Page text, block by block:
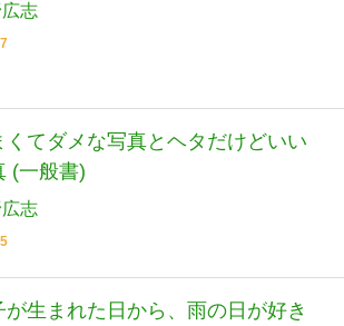
志
くてダメな写真とヘタだけどいい
(一般書)
志
が生まれた日から、雨の日が好き